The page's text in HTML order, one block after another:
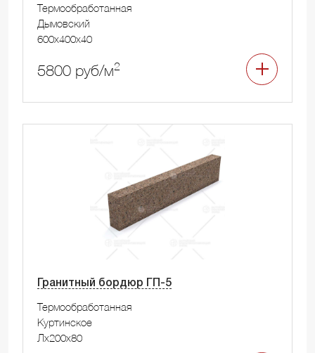
Термообработанная
Дымовский
600x400x40
5800 руб/м2
Гранитный бордюр ГП-5
Термообработанная
Куртинское
Лx200x80